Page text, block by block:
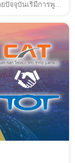
ปัจจุบันเริ่มีการพูด